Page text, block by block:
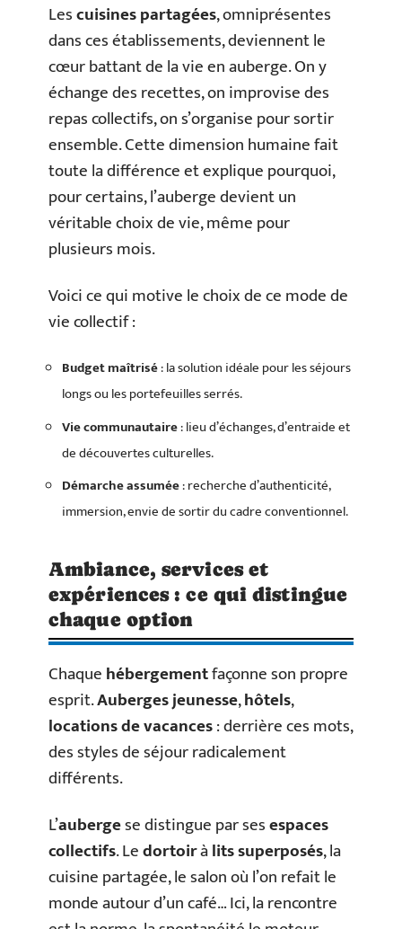
Lescuisines partagées, omniprésentes
dans ces établissements, deviennent le
cœur battant de la vie en auberge. On y
échange des recettes, on improvise des
repas collectifs, on s’organise pour sortir
ensemble. Cette dimension humaine fait
toute la différence et explique pourquoi,
pour certains, l’auberge devient un
véritable choix de vie, même pour
plusieurs mois.
Voici ce qui motive le choix de ce mode de
vie collectif :
Budget maîtrisé: la solution idéale pour les séjours
longs ou les portefeuilles serrés.
Vie communautaire: lieu d’échanges, d’entraide et
de découvertes culturelles.
Démarche assumée: recherche d’authenticité,
immersion, envie de sortir du cadre conventionnel.
Ambiance, services et
expériences : ce qui distingue
chaque option
Chaquehébergementfaçonne son propre
esprit.Auberges jeunesse,hôtels,
locations de vacances: derrière ces mots,
des styles de séjour radicalement
différents.
L’aubergese distingue par sesespaces
collectifs. Ledortoiràlits superposés, la
cuisine partagée, le salon où l’on refait le
monde autour d’un café… Ici, la rencontre